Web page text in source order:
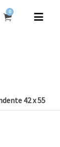
0
42 x 55